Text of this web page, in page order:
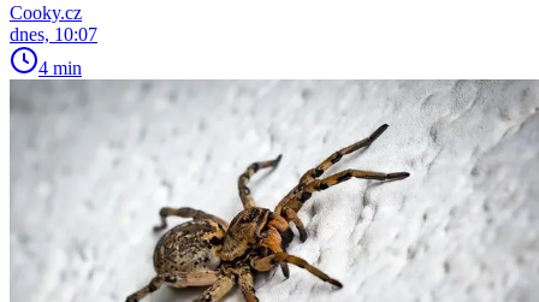
Cooky.cz
dnes, 10:07
4 min